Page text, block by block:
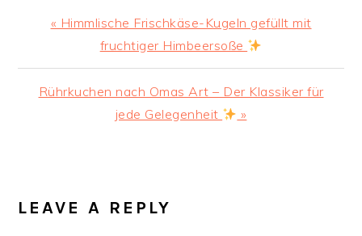
Previous
« Himmlische Frischkäse-Kugeln gefüllt mit
fruchtiger Himbeersoße
Next
Rührkuchen nach Omas Art – Der Klassiker für
jede Gelegenheit
»
INTERACTIONS
LEAVE A REPLY